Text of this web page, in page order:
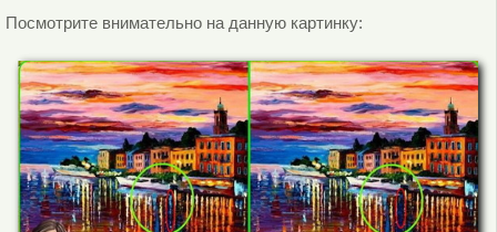
Посмотрите внимательно на данную картинку: